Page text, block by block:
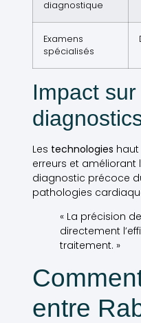
diagnostique
Examens
spécialisés
Impact
Les technologies
erreurs et améliorant
diagnostic précoce
pathologies
« La précision
directement
traitement. »
entre